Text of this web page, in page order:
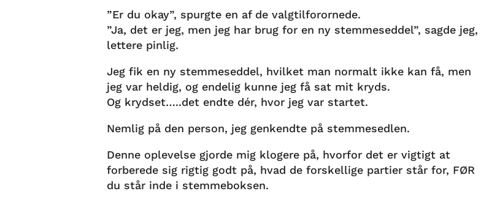
”Er du okay”, spurgte en af de valgtilforornede.
”Ja, det er jeg, men jeg har brug for en ny stemmeseddel”, sagde jeg,
lettere pinlig.
Jeg fik en ny stemmeseddel, hvilket man normalt ikke kan få, men
jeg var heldig, og endelig kunne jeg få sat mit kryds.
Og krydset…..det endte dér, hvor jeg var startet.
Nemlig på den person, jeg genkendte på stemmesedlen.
Denne oplevelse gjorde mig klogere på, hvorfor det er vigtigt at
forberede sig rigtig godt på, hvad de forskellige partier står for, FØR
du står inde i stemmeboksen.